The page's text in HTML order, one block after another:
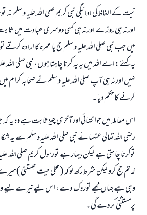
نیت کےالفاظ کی ادائيگي نبی کریم صلی اللہ علیہ وسلم نہ
اورنہ ہی روزے اورنہ ہی کسی دوسری عبادت میں ثابت
میں جب نبی صلی اللہ علیہ وسلم حج یا عمرہ کا ارادہ
یہ کہتے : اے اللہ میں یہ یہ کرنا چاہتا ہوں ، نبی صلی
نہيں اورنہ ہی آپ صلی اللہ علیہ وسلم نے صحابہ کرام
کرنے کا حکم دیا ۔
اس معاملہ میں جوانتہائي اورآخری چيزثابت ہے وہ یہ
رضي اللہ تعالی عنہما نے نبی صلی اللہ علیہ وسلم سے یہ
توکرنا چاہتی ہے لیکن بیمار ہے تورسول کریم صلی اللہ
کہ تم حج کرو لیکن شرط رکھ لو کہ ( محلي حيث حبستني )
وہی ہے جہاں مجھے توروک دے ، اس لیے تیرے لیے
پرمستثنی کردے گی ۔
جواب نمبر 110845 نے نکاح ٹوٹنے سے بچایا۔
امت مسلمہ کے واسطے جوابات پیش کرنے کے
نیکی کی رہنمائی کرنے والے کو بھی نیکی کرنے والے کے
(مسلم : 1893)
ابھی تعاون کریں